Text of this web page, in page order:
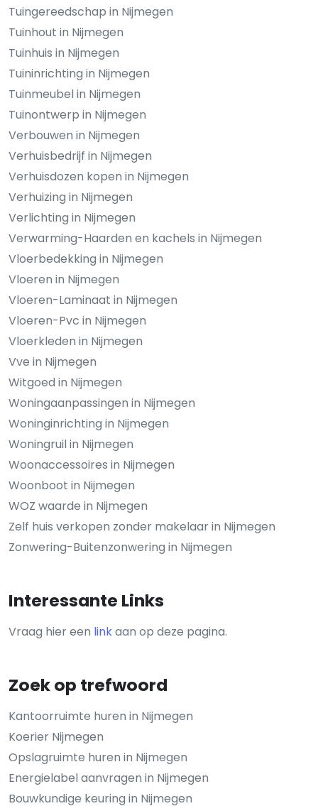
Tuingereedschap in Nijmegen
Tuinhout in Nijmegen
Tuinhuis in Nijmegen
Tuininrichting in Nijmegen
Tuinmeubel in Nijmegen
Tuinontwerp in Nijmegen
Verbouwen in Nijmegen
Verhuisbedrijf in Nijmegen
Verhuisdozen kopen in Nijmegen
Verhuizing in Nijmegen
Verlichting in Nijmegen
Verwarming-Haarden en kachels in Nijmegen
Vloerbedekking in Nijmegen
Vloeren in Nijmegen
Vloeren-Laminaat in Nijmegen
Vloeren-Pvc in Nijmegen
Vloerkleden in Nijmegen
Vve in Nijmegen
Witgoed in Nijmegen
Woningaanpassingen in Nijmegen
Woninginrichting in Nijmegen
Woningruil in Nijmegen
Woonaccessoires in Nijmegen
Woonboot in Nijmegen
WOZ waarde in Nijmegen
Zelf huis verkopen zonder makelaar in Nijmegen
Zonwering-Buitenzonwering in Nijmegen
Interessante Links
Vraag hier een linkaan op deze pagina.
Zoek op trefwoord
Kantoorruimte huren in Nijmegen
Koerier Nijmegen
Opslagruimte huren in Nijmegen
Energielabel aanvragen in Nijmegen
Bouwkundige keuring in Nijmegen